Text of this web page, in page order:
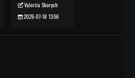
Valeriia Skorych
2026-07-18 13:56